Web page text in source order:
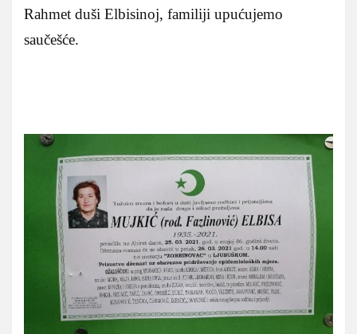
Rahmet duši Elbisinoj, familiji upućujemo
saučešće.